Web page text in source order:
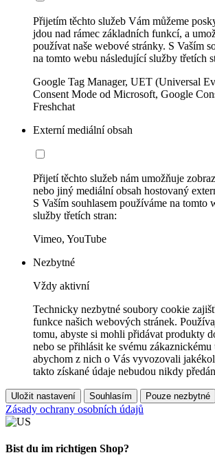
Přijetím těchto služeb Vám můžeme
jdou nad rámec základních funkcí, a
používat naše webové stránky. S Vaším
na tomto webu následující služby třetích
Google Tag Manager, UET (Universal
Consent Mode od Microsoft, Google
Freshchat
Externí mediální obsah
Přijetí těchto služeb nám umožňuje
nebo jiný mediální obsah hostovaný
S Vaším souhlasem používáme na tomto
služby třetích stran:
Vimeo, YouTube
Nezbytné
Vždy aktivní
Technicky nezbytné soubory cookie
funkce našich webových stránek.
tomu, abyste si mohli přidávat produkty
nebo se přihlásit ke svému
abychom z nich o Vás vyvozovali
takto získané údaje nebudou nikdy
Uložit nastavení Souhlasím Pouze nezbytné
Zásady ochrany osobních údajů
Bist du im richtigen Shop?